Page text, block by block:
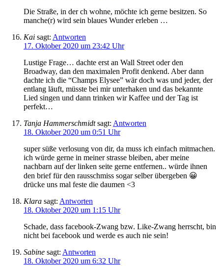
Die Straße, in der ch wohne, möchte ich gerne besitzen. So
manche(r) wird sein blaues Wunder erleben …
Kai sagt: Antworten
17. Oktober 2020 um 23:42 Uhr
Lustige Frage… dachte erst an Wall Street oder den
Broadway, dan den maximalen Profit denkend. Aber dann
dachte ich die “Champs Elysee” wär doch was und jeder, der
entlang läuft, müsste bei mir unterhaken und das bekannte
Lied singen und dann trinken wir Kaffee und der Tag ist
perfekt…
Tanja Hammerschmidt sagt: Antworten
18. Oktober 2020 um 0:51 Uhr
super süße verlosung von dir, da muss ich einfach mitmachen.
ich würde gerne in meiner strasse bleiben, aber meine
nachbarn auf der linken seite gerne entfernen.. würde ihnen
den brief für den rausschmiss sogar selber übergeben 😀
drücke uns mal feste die daumen <3
Klara sagt: Antworten
18. Oktober 2020 um 1:15 Uhr
Schade, dass facebook-Zwang bzw. Like-Zwang herrscht, bin
nicht bei facebook und werde es auch nie sein!
Sabine sagt: Antworten
18. Oktober 2020 um 6:32 Uhr